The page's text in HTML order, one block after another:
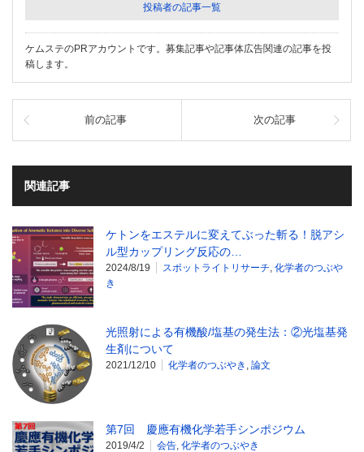
投稿者の記事一覧
ケムステのPRアカウントです。募集記事や記事体広告関連の記事を投
稿します。
前の記事 次の記事
関連記事
ケトンをエステルに変えてぶった斬る！脱アシ
ル型カップリング反応の…
2024/8/19 スポットライトリサーチ, 化学者のつぶや
き
光照射による有機酸/塩基の発生法：②光塩基発
生剤について
2021/12/10 化学者のつぶやき , 論文
第7回 慶應有機化学若手シンポジウム
2019/4/2 会告, 化学者のつぶやき